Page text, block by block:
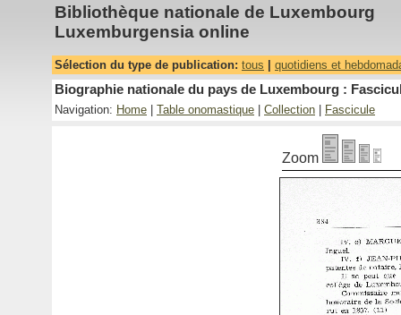
Bibliothèque nationale de Luxembourg
Luxemburgensia online
Sélection du type de publication: tous quotidiens et
Biographie nationale du pays de Luxembourg :
Navigation: Home Table onomastique Collection Fascicule
Zoom